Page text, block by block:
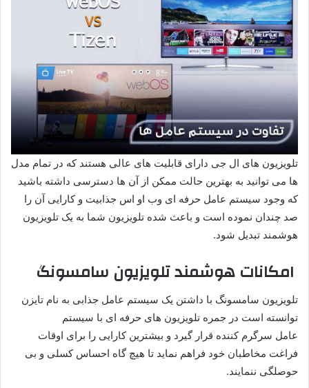
تلویزیون های ال جی دارای قابلیت های عالی هستند که در تمام مدل
ها می توانید به بهترین حالت ممکن از آن ها دسترسی داشته باشید
که وجود سیستم عامل حرفه ای وب او اس جذابیت و کارایی آن را
صد چندان نموده است و باعث شده تلویزیون شما به یک تلویزیون
هوشمند تبدیل شود.
امکانات هوشمند تلویزیون سامسونگ
تلویزیون سامسونگ با داشتن یک سیستم عامل جذابی به نام تایزن
توانسته است در جمره تلویزیون های حرفه ای با سیستم
عامل سرگرم کننده قرار گیرد و بیشترین کارایی را برای اوقات
فراغت مخاطبان خود فراهم نماید تا هیچ گاه احساس کسلی و بی
حوصلگی ننمایند.